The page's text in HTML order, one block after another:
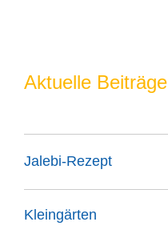
Aktuelle Beiträge
Jalebi-Rezept
Kleingärten